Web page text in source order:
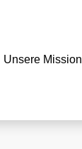
Unsere Mission